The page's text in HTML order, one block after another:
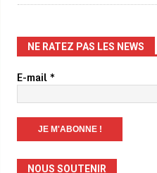
Coupes du monde
NE RATEZ PAS LES NEWS
E-mail*
NOUS SOUTENIR